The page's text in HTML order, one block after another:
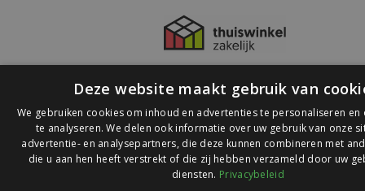
© 2026 Ledlichtdiscounter.nl
Deze website maakt gebruik van
We gebruiken cookies om inhoud en advertenties te personaliseren en
te analyseren. We delen ook informatie over uw gebruik van onze
advertentie- en analysepartners, die deze kunnen combineren met
die u aan hen heeft verstrekt of die zij hebben verzameld door uw
diensten. Privacybeleid